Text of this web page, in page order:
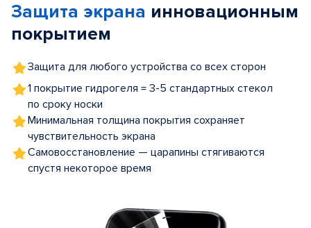
5
Защита экрана инновационным
покрытием
Защита для любого устройства со всех сторон
1 покрытие гидрогеля = 3-5 стандартных стекол
по сроку носки
Минимальная толщина покрытия сохраняет
чувствительность экрана
Самовосстановление — царапины стягиваются
спустя некоторое время